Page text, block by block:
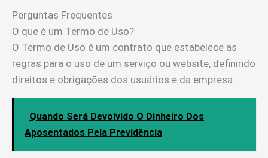
Perguntas Frequentes
O que é um Termo de Uso?
O Termo de Uso é um contrato que estabelece as
regras para o uso de um serviço ou website, definindo
direitos e obrigações dos usuários e da empresa.
Quando Será Devolvido O Dinheiro Dos
Aposentados Pela Previdência